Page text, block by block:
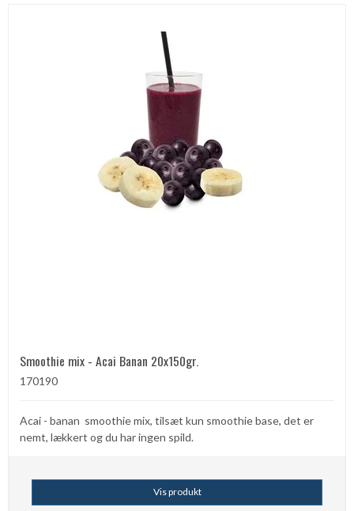
Smoothie mix - Acai Banan 20x150gr.
170190
Acai - banan smoothie mix, tilsæt kun smoothie base, det er
nemt, lækkert og du har ingen spild.
Vis produkt